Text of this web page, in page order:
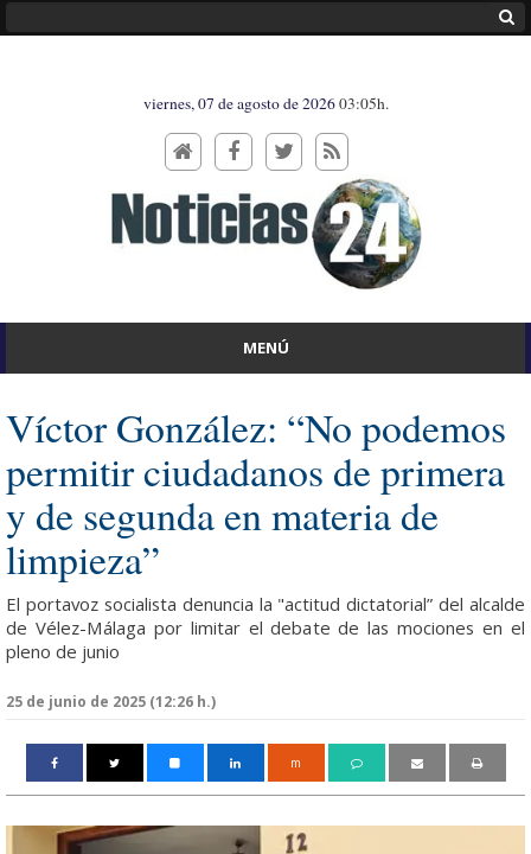
viernes, 07 de agosto de 202603:05h.
MENÚ
Víctor González: “No podemos
permitir ciudadanos de primera
y de segunda en materia de
limpieza”
El portavoz socialista denuncia la "actitud dictatorial” del alcalde
de Vélez-Málaga por limitar el debate de las mociones en el
pleno de junio
25 de junio de 2025 (12:26 h.)
m